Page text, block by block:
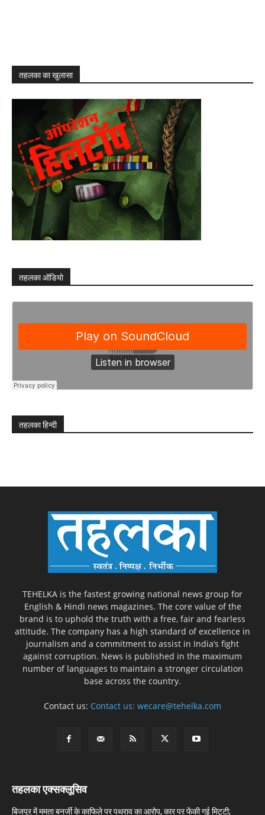
तहलका का खुलासा
तहलका ऑडियो
तहलका हिन्दी
TEHELKA is the fastest growing national news group for
English & Hindi news magazines. The core value of the
brand is to uphold the truth with a free, fair and fearless
attitude. The company has a high standard of excellence in
journalism and a commitment to assist in India’s fight
against corruption. News is published in the maximum
number of languages to maintain a stronger circulation
base across the country.
Contact us: Contact us: wecare@tehelka.com
तहलका एक्सक्लूसिव
बिजपुर में ममता बनर्जी के काफिले पर पथराव का आरोप, कार पर फेंकी गई मिट्टी;